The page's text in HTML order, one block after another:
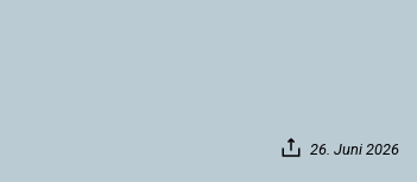
26. Juni 2026